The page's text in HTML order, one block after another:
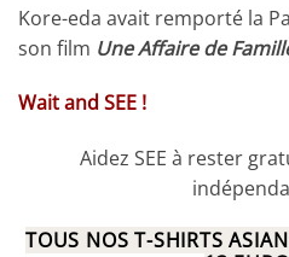
Kore-eda avait remporté la
son film Une Affaire de
Wait and SEE !
Aidez SEE à rester
TOUS NOS T-SHIRTS